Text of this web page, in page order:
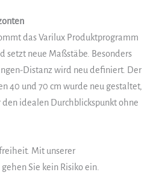
das Varilux Produktprogramm
setzt neue Maßstäbe. Besonders
Distanz wird neu definiert. Der
40 und 70 cm wurde neu gestaltet,
idealen Durchblickspunkt ohne
Mit unserer
Sie kein Risiko ein.